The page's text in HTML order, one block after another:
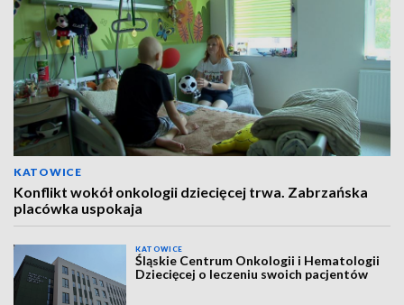
KATOWICE
Konflikt wokół onkologii dziecięcej trwa. Zabrzańska
placówka uspokaja
KATOWICE
Śląskie Centrum Onkologii i Hematologii
Dziecięcej o leczeniu swoich pacjentów